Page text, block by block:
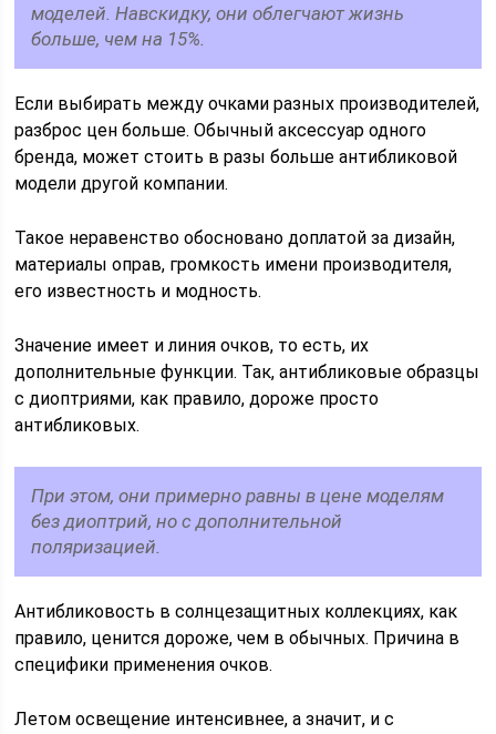
моделей. Навскидку, они облегчают жизнь
больше, чем на 15%.
Если выбирать между очками разных производителей,
разброс цен больше. Обычный аксессуар одного
бренда, может стоить в разы больше антибликовой
модели другой компании.
Такое неравенство обосновано доплатой за дизайн,
материалы оправ, громкость имени производителя,
его известность и модность.
Значение имеет и линия очков, то есть, их
дополнительные функции. Так, антибликовые образцы
с диоптриями, как правило, дороже просто
антибликовых.
При этом, они примерно равны в цене моделям
без диоптрий, но с дополнительной
поляризацией.
Антибликовость в солнцезащитных коллекциях, как
правило, ценится дороже, чем в обычных. Причина в
специфики применения очков.
Летом освещение интенсивнее, а значит, и с